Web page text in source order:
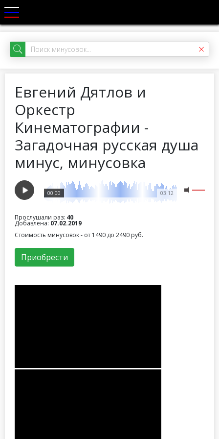
Евгений Дятлов и
Оркестр
Кинематографии -
Загадочная русская душа
минус, минусовка
03:12
00:00
Прослушали раз: 40
Добавлена: 07.02.2019
Стоимость минусовок - от 1490 до 2490 руб.
Приобрести